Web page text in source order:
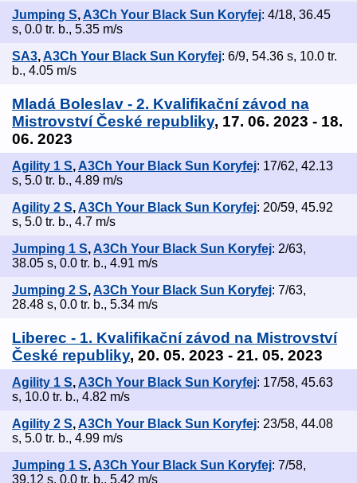
Jumping S, A3Ch Your Black Sun Koryfej: 4/18, 36.45
s, 0.0 tr. b., 5.35 m/s
SA3,A3Ch Your Black Sun Koryfej: 6/9, 54.36 s, 10.0 tr.
b., 4.05 m/s
Mladá Boleslav - 2. Kvalifikační závod na
Mistrovství České republiky, 17. 06. 2023 - 18.
06. 2023
Agility 1 S, A3Ch Your Black Sun Koryfej: 17/62, 42.13
s, 5.0 tr. b., 4.89 m/s
Agility 2 S,A3Ch Your Black Sun Koryfej: 20/59, 45.92
s, 5.0 tr. b., 4.7 m/s
Jumping 1 S, A3Ch Your Black Sun Koryfej: 2/63,
38.05 s, 0.0 tr. b., 4.91 m/s
Jumping 2 S,A3Ch Your Black Sun Koryfej: 7/63,
28.48 s, 0.0 tr. b., 5.34 m/s
Liberec - 1. Kvalifikační závod na Mistrovství
České republiky, 20. 05. 2023 - 21. 05. 2023
Agility 1 S, A3Ch Your Black Sun Koryfej: 17/58, 45.63
s, 10.0 tr. b., 4.82 m/s
Agility 2 S,A3Ch Your Black Sun Koryfej: 23/58, 44.08
s, 5.0 tr. b., 4.99 m/s
Jumping 1 S, A3Ch Your Black Sun Koryfej: 7/58,
39.12 s, 0.0 tr. b., 5.42 m/s